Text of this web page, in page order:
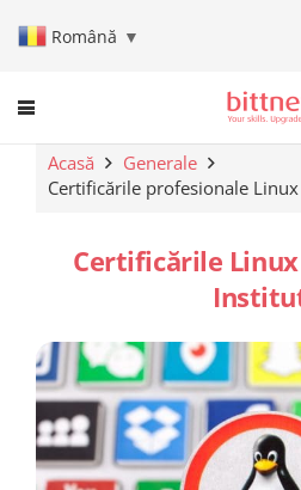
Română ▼
Acasă
Generale
Certificările profesionale
Certificările